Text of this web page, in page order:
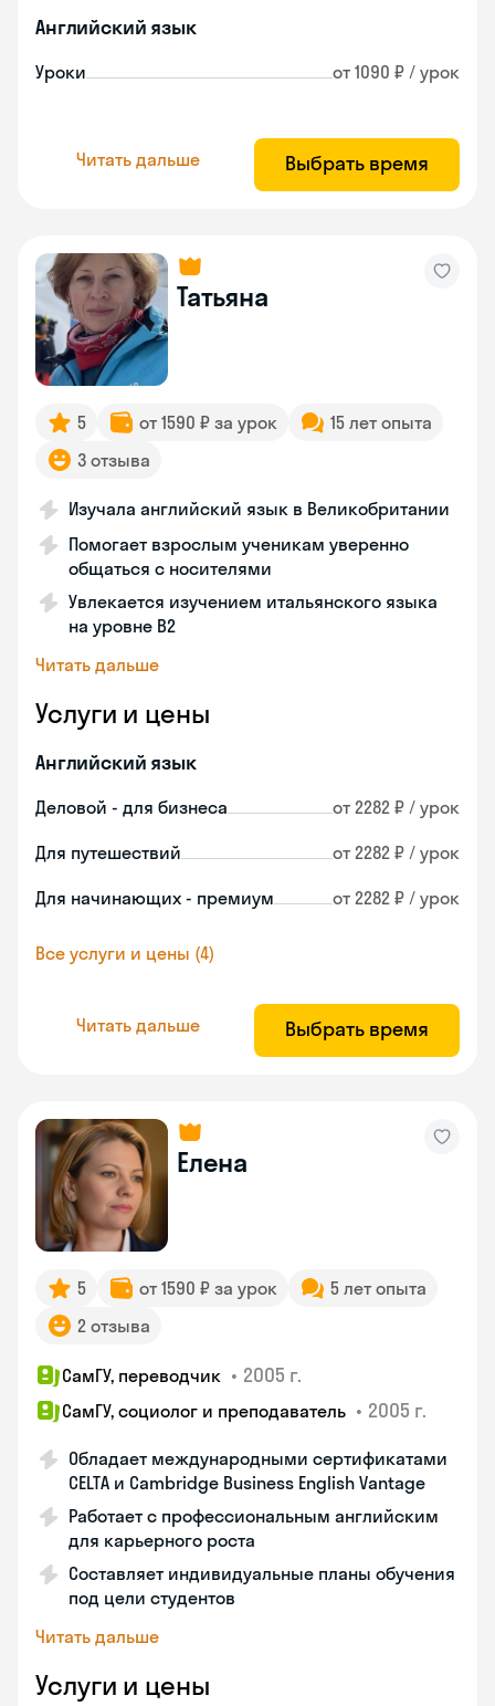
Английский язык
Уроки от 1090 ₽ / урок
Читать дальше Выбрать время
Татьяна
5 от 1590 ₽ за урок
15 лет опыта
3 отзыва
Изучала английский язык в Великобритании
Помогает взрослым ученикам уверенно
общаться с носителями
Увлекается изучением итальянского языка
на уровне В2
Читать дальше
Услуги и цены
Английский язык
Деловой - для бизнеса от 2282 ₽ / урок
Для путешествий от 2282 ₽ / урок
Для начинающих - премиум от 2282 ₽ / урок
Все услуги и цены (4)
Читать дальше Выбрать время
Елена
5 от 1590 ₽ за урок
5 лет опыта
2 отзыва
СамГУ, переводчик • 2005 г.
СамГУ, социолог и преподаватель • 2005 г.
Обладает международными сертификатами
CELTA и Cambridge Business English Vantage
Работает с профессиональным английским
для карьерного роста
Составляет индивидуальные планы обучения
под цели студентов
Читать дальше
Услуги и цены